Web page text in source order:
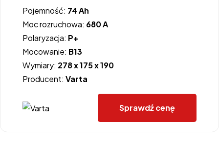
Pojemność: 74 Ah
Moc rozruchowa: 680 A
Polaryzacja: P+
Mocowanie: B13
Wymiary: 278 x 175 x 190
Producent: Varta
Sprawdź cenę